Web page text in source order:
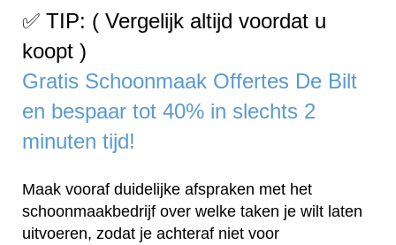
✅ TIP: ( Vergelijk altijd voordat u
koopt )
Gratis Schoonmaak Offertes De Bilt
en bespaar tot 40% in slechts 2
minuten tijd!
Maak vooraf duidelijke afspraken met het
schoonmaakbedrijf over welke taken je wilt laten
uitvoeren, zodat je achteraf niet voor